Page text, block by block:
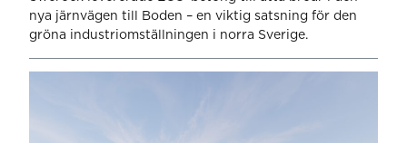
nya järnvägen till Boden – en viktig satsning för den
gröna industriomställningen i norra Sverige.